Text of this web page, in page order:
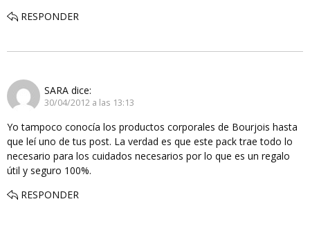
RESPONDER
SARA dice:
30/04/2012 a las 13:13
Yo tampoco conocía los productos corporales de Bourjois hasta
que leí uno de tus post. La verdad es que este pack trae todo lo
necesario para los cuidados necesarios por lo que es un regalo
útil y seguro 100%.
RESPONDER